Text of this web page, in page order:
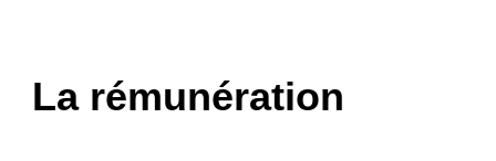
La rémunération